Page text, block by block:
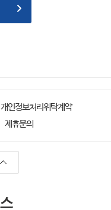
개인정보처리위탁계약
제휴문의